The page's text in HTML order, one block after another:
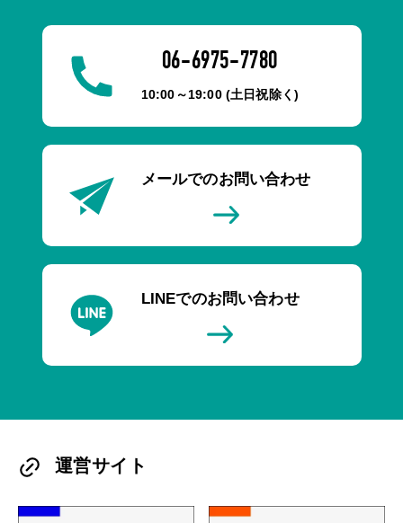
06-6975-7780
10:00～19:00 (土日祝除く)
メールでのお問い合わせ
LINEでのお問い合わせ
運営サイト